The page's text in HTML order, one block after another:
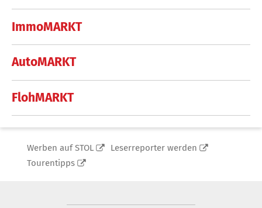
ImmoMARKT
AutoMARKT
FlohMARKT
Werben auf STOL
Leserreporter werden
Tourentipps